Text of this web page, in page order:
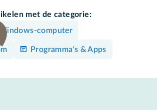
met de categorie:
Windows-computer
Programma's & Apps